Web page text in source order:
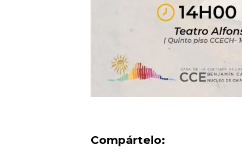
Compártelo: